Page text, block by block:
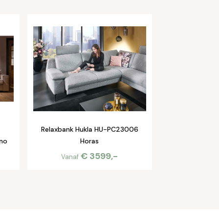
Relaxbank Hukla HU-PC23006
Horas
Vanaf € 3599,-